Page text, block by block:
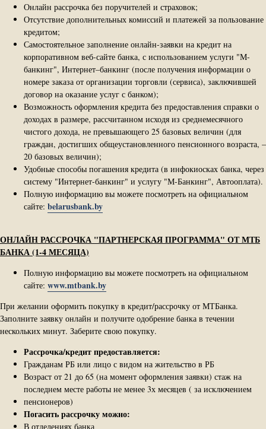
Онлайн рассрочка без поручителей и страховок;
Отсутствие дополнительных комиссий и платежей за пользование
кредитом;
Самостоятельное заполнение онлайн-заявки на кредит на
корпоративном веб-сайте банка, с использованием услуги "М-
банкинг", Интернет–банкинг (после получения информации о
номере заказа от организации торговли (сервиса), заключившей
договор на оказание услуг с банком);
Возможность оформления кредита без предоставления справки о
доходах в размере, рассчитанном исходя из среднемесячного
чистого дохода, не превышающего 25 базовых величин (для
граждан, достигших общеустановленного пенсионного возраста, –
20 базовых величин);
Удобные способы погашения кредита (в инфокиосках банка, через
систему "Интернет-банкинг" и услугу "М-Банкинг", Автооплата).
Полную информацию вы можете посмотреть на официальном
сайте: belarusbank.by
ОНЛАЙН РАССРОЧКА "ПАРТНЕРСКАЯ ПРОГРАММА" ОТ МТБ
БАНКА (1-4 МЕСЯЦА)
Полную информацию вы можете посмотреть на официальном
сайте: www.mtbank.by
При желании оформить покупку в кредит/рассрочку от МТБанка.
Заполните заявку онлайн и получите одобрение банка в течении
нескольких минут. Заберите свою покупку.
Рассрочка/кредит предоставляется:
Гражданам РБ или лицо с видом на жительство в РБ
Возраст от 21 до 65 (на момент оформления заявки) стаж на
последнем месте работы не менее 3х месяцев ( за исключением
пенсионеров)
Погасить рассрочку можно:
В отделениях банка